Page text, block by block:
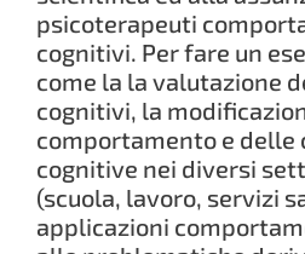
psicoterapeuti
cognitivi. Per fare un
come la la valutazione
cognitivi, la
comportamento e delle
cognitive nei diversi
(scuola, lavoro, servizi
applicazioni